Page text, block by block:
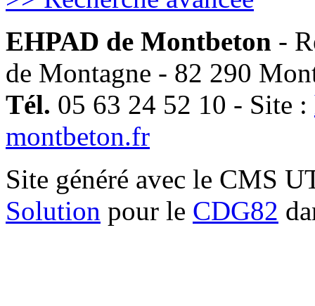
EHPAD de Montbeton -
de Montagne - 82 290
Tél. 05 63 24 52 10 - Site :
montbeton.fr
Site généré avec le CMS
Solution pour le CDG82